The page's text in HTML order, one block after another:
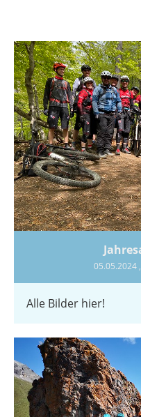
05.05.2024,
Alle Bilder hier!